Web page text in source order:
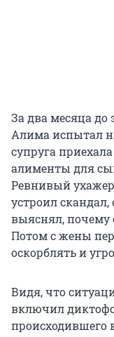
За два месяца до
Алима испытал
супруга
алименты для
Ревнивый
устроил
выяснял, почему
Потом с жены
оскорблять и
Видя, что
включил
происходившего